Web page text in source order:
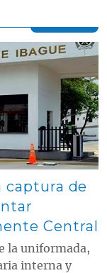
captura de
Central
la uniformada,
interna y